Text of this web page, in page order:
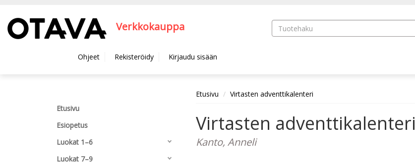
Verkkokauppa
Ohjeet Rekisteröidy Kirjaudu sisään
Etusivu
Esiopetus
Luokat 1–6
Luokat 7–9
Etusivu Virtasten adventtikalenteri
Virtasten adventtikalenteri
Kanto, Anneli